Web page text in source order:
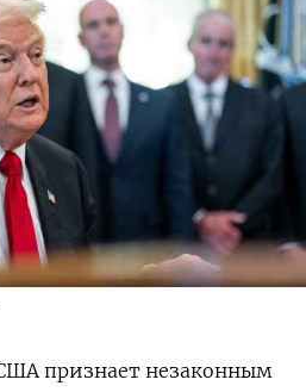
признает незаконным